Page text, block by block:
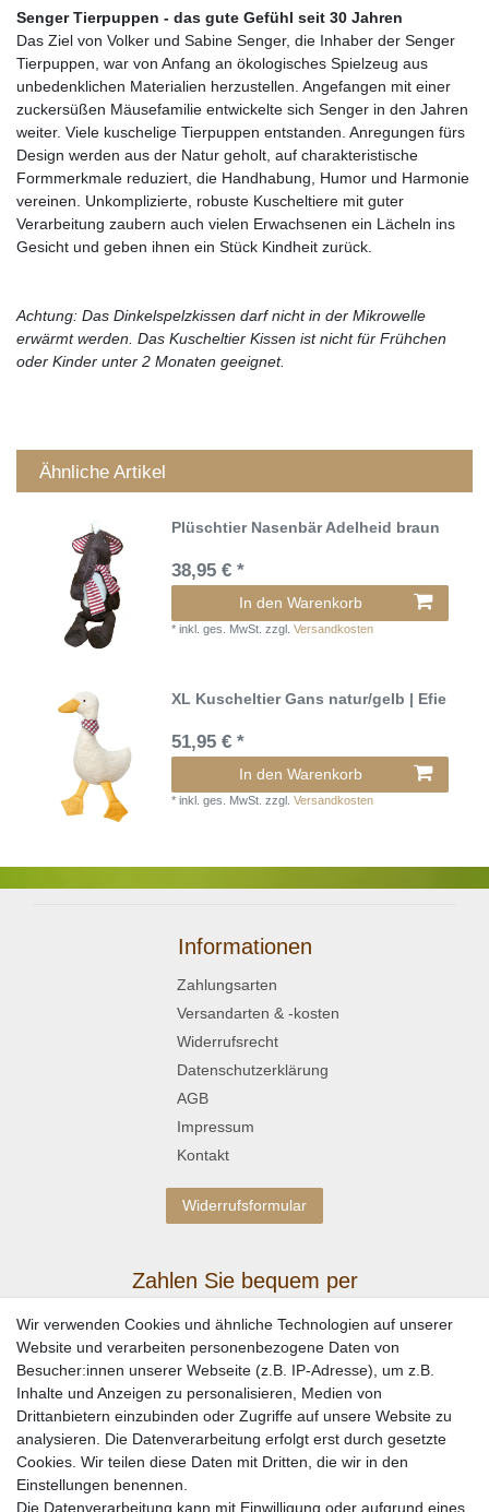
Senger Tierpuppen - das gute Gefühl seit 30 Jahren
Das Ziel von Volker und Sabine Senger, die Inhaber der Senger
Tierpuppen, war von Anfang an ökologisches Spielzeug aus
unbedenklichen Materialien herzustellen. Angefangen mit einer
zuckersüßen Mäusefamilie entwickelte sich Senger in den Jahren
weiter. Viele kuschelige Tierpuppen entstanden. Anregungen fürs
Design werden aus der Natur geholt, auf charakteristische
Formmerkmale reduziert, die Handhabung, Humor und Harmonie
vereinen. Unkomplizierte, robuste Kuscheltiere mit guter
Verarbeitung zaubern auch vielen Erwachsenen ein Lächeln ins
Gesicht und geben ihnen ein Stück Kindheit zurück.
Achtung: Das Dinkelspelzkissen darf nicht in der Mikrowelle
erwärmt werden. Das Kuscheltier Kissen ist nicht für Frühchen
oder Kinder unter 2 Monaten geeignet.
Ähnliche Artikel
Plüschtier Nasenbär Adelheid braun
38,95 € *
In den Warenkorb
*inkl. ges. MwSt. zzgl.Versandkosten
XL Kuscheltier Gans natur/gelb | Efie
51,95 € *
In den Warenkorb
*inkl. ges. MwSt. zzgl.Versandkosten
Informationen
Zahlungsarten
Versandarten & -kosten
Widerrufsrecht
Datenschutzerklärung
AGB
Impressum
Kontakt
Widerrufsformular
Zahlen Sie bequem per
Wir versenden mit
Wir verwenden Cookies und ähnliche Technologien auf unserer
Website und verarbeiten personenbezogene Daten von
Besucher:innen unserer Webseite (z.B. IP-Adresse), um z.B.
Inhalte und Anzeigen zu personalisieren, Medien von
Drittanbietern einzubinden oder Zugriffe auf unsere Website zu
analysieren. Die Datenverarbeitung erfolgt erst durch gesetzte
Cookies. Wir teilen diese Daten mit Dritten, die wir in den
Einstellungen benennen.
Die Datenverarbeitung kann mit Einwilligung oder aufgrund eines